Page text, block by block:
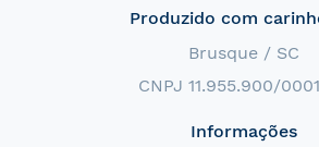
Produzido com
Brusque / SC
CNPJ 11.955.900/
Informações